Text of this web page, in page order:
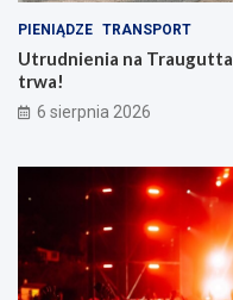
PIENIĄDZE TRANSPORT
Utrudnienia na
trwa!
6 sierpnia 2026